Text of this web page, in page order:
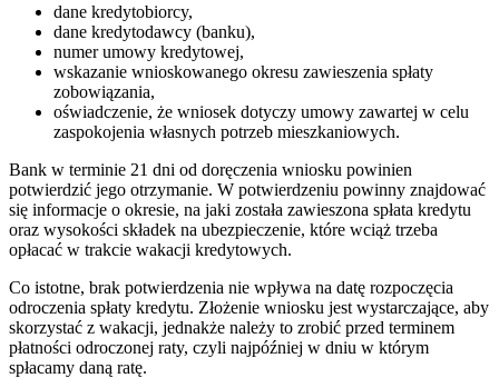
dane kredytobiorcy,
dane kredytodawcy (banku),
numer umowy kredytowej,
wskazanie wnioskowanego okresu zawieszenia spłaty
zobowiązania,
oświadczenie, że wniosek dotyczy umowy zawartej w celu
zaspokojenia własnych potrzeb mieszkaniowych.
Bank w terminie 21 dni od doręczenia wniosku powinien
potwierdzić jego otrzymanie. W potwierdzeniu powinny znajdować
się informacje o okresie, na jaki została zawieszona spłata kredytu
oraz wysokości składek na ubezpieczenie, które wciąż trzeba
opłacać w trakcie wakacji kredytowych.
Co istotne, brak potwierdzenia nie wpływa na datę rozpoczęcia
odroczenia spłaty kredytu. Złożenie wniosku jest wystarczające, aby
skorzystać z wakacji, jednakże należy to zrobić przed terminem
płatności odroczonej raty, czyli najpóźniej w dniu w którym
spłacamy daną ratę.